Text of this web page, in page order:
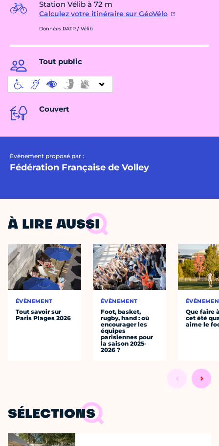
Station Vélib à 72 m
Calculez votre itinéraire sur GéoVélo
Données RATP / Vélib
Tout public
Couvert
Évènement proposé par :
Fédération Française de Volley
À LIRE AUSSI
ÉVÈNEMENT
Tout savoir sur
Paris Plages 2026
ÉVÈNEMENT
Foot, basket,
rugby, hand : où
encourager les
équipes
parisiennes pour
la saison 2025-
2026 ?
Que faire
cet été
aime le
SÉLECTIONS